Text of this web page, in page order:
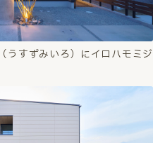
うすずみいろ）にイロハモミジ